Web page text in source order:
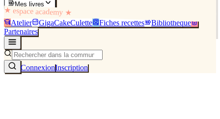
Mes livres
★ espace academy ★
Atelier GigaCakeCulette Fiches recettes
Bibliothèque
Partenaires
ConnexionInscription